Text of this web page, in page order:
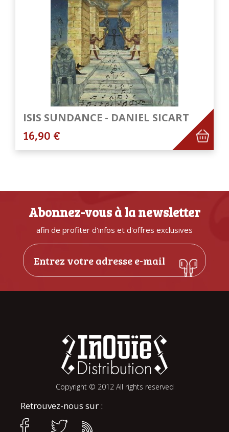
ISIS SUNDANCE - DANIEL SICART
16,90 €
Abonnez-vous à la newsletter
afin de profiter d'infos et d'offres exclusives
Copyright © 2012 All rights reserved
Retrouvez-nous sur :